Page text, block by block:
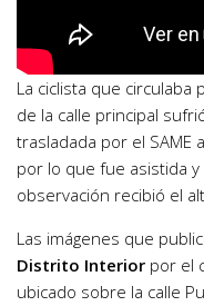
La ciclista que
de la calle principal
trasladada por el SAME
por lo que fue asistida
observación recibió el
Las imágenes que
Distrito Interior por el
ubicado sobre la calle